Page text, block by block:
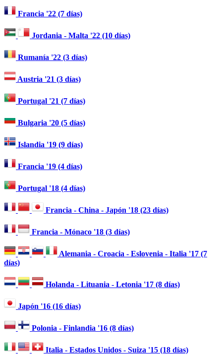
Francia '22 (7 días)
Jordania - Malta '22 (10 días)
Rumanía '22 (3 días)
Austria '21 (3 días)
Portugal '21 (7 días)
Bulgaria '20 (5 días)
Islandia '19 (9 días)
Francia '19 (4 días)
Portugal '18 (4 días)
Francia - China - Japón '18 (23 días)
Francia - Mónaco '18 (3 días)
Alemania - Croacia - Eslovenia - Italia '17 (7
días)
Holanda - Lituania - Letonia '17 (8 días)
Japón '16 (16 días)
Polonia - Finlandia '16 (8 días)
Italia - Estados Unidos - Suiza '15 (18 días)